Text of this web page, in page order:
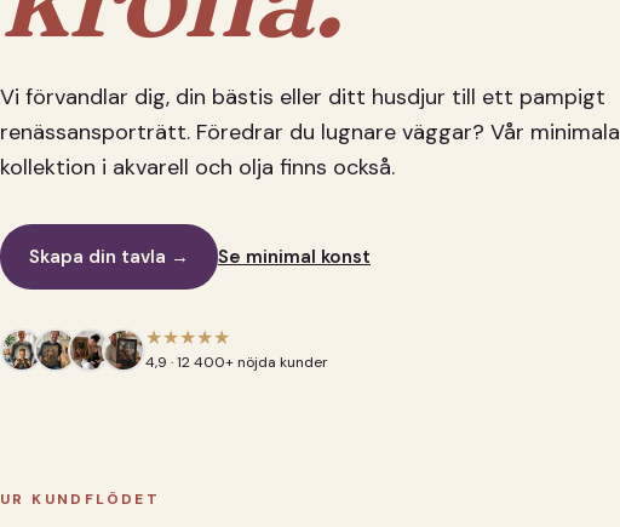
Vi förvandlar dig, din bästis eller ditt husdjur till ett pampigt
renässansporträtt. Föredrar du lugnare väggar? Vår minimala
kollektion i akvarell och olja finns också.
Skapa din tavla → Se minimal konst
★★★★★
4,9 · 12 400+ nöjda kunder
UR KUNDFLÖDET